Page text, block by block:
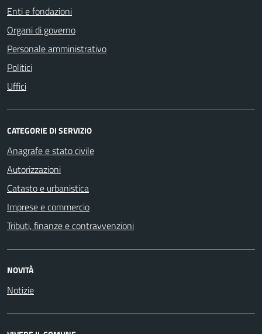
Enti e fondazioni
Organi di governo
Personale amministrativo
Politici
Uffici
CATEGORIE DI SERVIZIO
Anagrafe e stato civile
Autorizzazioni
Catasto e urbanistica
Imprese e commercio
Tributi, finanze e contravvenzioni
NOVITÀ
Notizie